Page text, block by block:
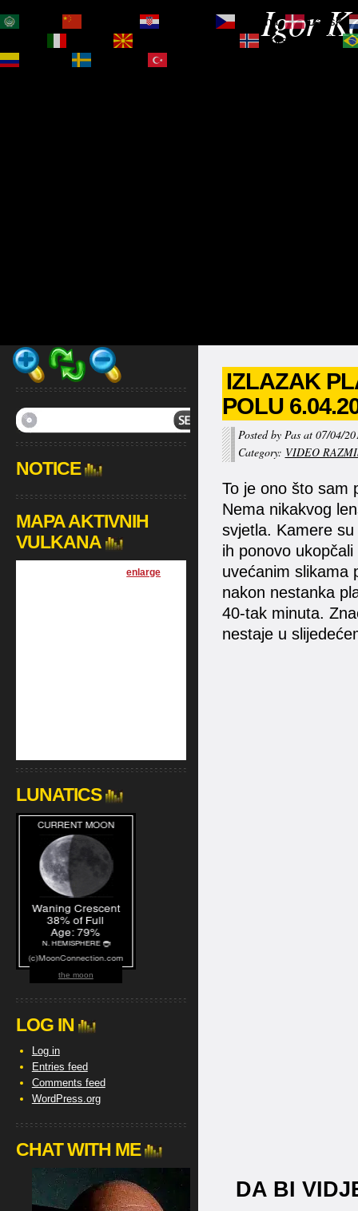
Igor
IZLAZAK
POLU
Posted by Pas at 07/04/
Category: VIDEO
To je ono što sam
Nema nikakvog
svjetla. Kamere
ih ponovo
uvećanim slikama
nakon nestanka
40-tak minuta.
nestaje u
DA BI
NOTICE
MAPA AKTIVNIH
VULKANA
[enlarge
LUNATICS
the moon
LOG IN
Log in
Entries feed
Comments feed
WordPress.org
CHAT WITH ME
Čeština‎
Dansk
Norsk bokmål